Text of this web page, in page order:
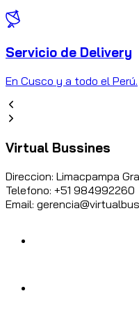
Servicio de Delivery
En Cusco y a todo el Perú.
Virtual Bussines
Direccion: Limacpampa
Telefono: +51 984992260
Email: